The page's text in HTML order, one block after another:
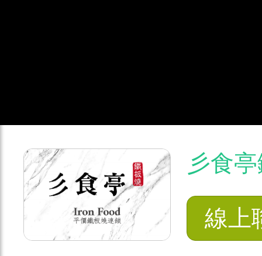
彡食
線上